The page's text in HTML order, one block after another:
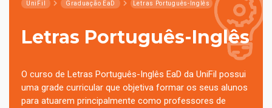
UniFil Graduação EaD Letras Português-Inglês
Letras Português-Inglês
O curso de Letras Português-Inglês EaD da UniFil possui
uma grade curricular que objetiva formar os seus alunos
para atuarem principalmente como professores de